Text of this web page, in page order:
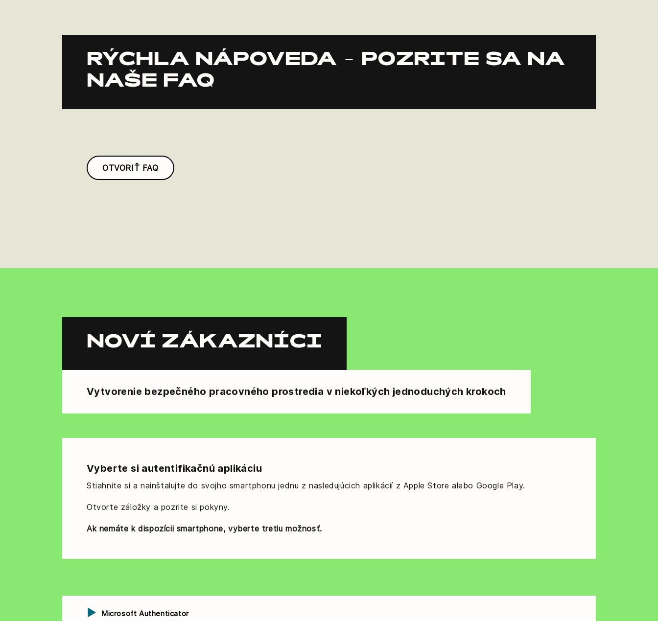
RÝCHLA NÁPOVEDA - POZRITE SA NA
NAŠE FAQ
OTVORIŤ FAQ
NOVÍ ZÁKAZNÍCI
Vytvorenie bezpečného pracovného prostredia v niekoľkých jednoduchých krokoch
Vyberte si autentifikačnú aplikáciu
Stiahnite si a nainštalujte do svojho smartphonu jednu z nasledujúcich aplikácií z Apple Store alebo Google Play.
Otvorte záložky a pozrite si pokyny.
Ak nemáte k dispozícii smartphone, vyberte tretiu možnosť.
Microsoft Authenticator